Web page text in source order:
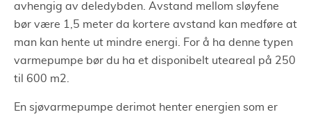
avhengig av deledybden. Avstand mellom sløyfene
bør være 1,5 meter da kortere avstand kan medføre at
man kan hente ut mindre energi. For å ha denne typen
varmepumpe bør du ha et disponibelt uteareal på 250
til 600 m2.
En sjøvarmepumpe derimot henter energien som er